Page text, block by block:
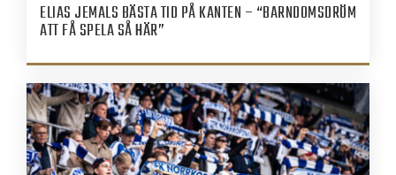
ELIAS JEMALS BÄSTA TID PÅ KANTEN – “BARNDOMSDRÖM
ATT FÅ SPELA SÅ HÄR”